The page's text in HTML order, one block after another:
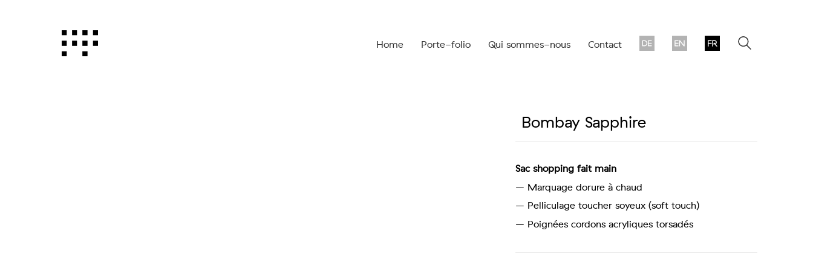
Home Porte-folio Qui sommes-nous Contact
Bombay Sapphire
Sac shopping fait main
– Marquage dorure à chaud
– Pelliculage toucher soyeux (soft touch)
– Poignées cordons acryliques torsadés